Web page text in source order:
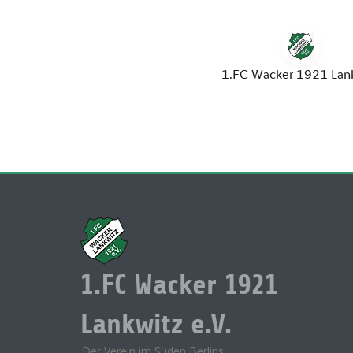
1.FC Wacker 1921
Lankwitz e.V.